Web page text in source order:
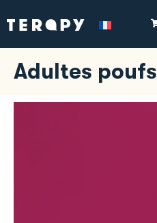
Adultes poufs